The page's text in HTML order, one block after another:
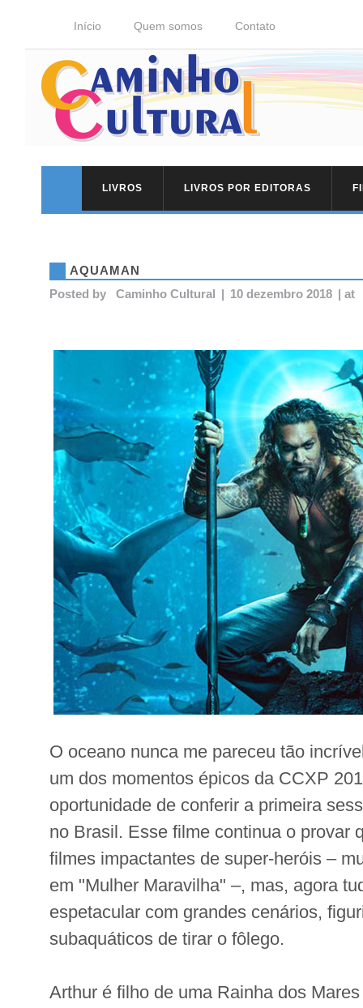
Início Quem somos Contato
LIVROS LIVROS POR EDITORAS
AQUAMAN
Posted by
Caminho Cultural | 10 dezembro 2018 | at
O oceano nunca me pareceu tão
um dos momentos épicos da CCXP
oportunidade de conferir a primeira
no Brasil. Esse filme continua o provar
filmes impactantes de super-heróis –
em "Mulher Maravilha" –, mas, agora
espetacular com grandes cenários,
subaquáticos de tirar o fôlego.
Arthur é filho de uma Rainha dos